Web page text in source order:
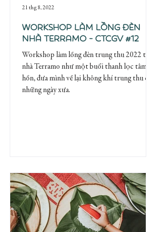
Workshop làm lồng đèn
nhà Terramo - CTCGV #12
Workshop làm lồng đèn trung thu 2022 tại
nhà Terramo như một buổi thanh lọc tâm
hồn, đưa mình về lại không khí trung thu của
những ngày xưa.
21 thg 8, 2022